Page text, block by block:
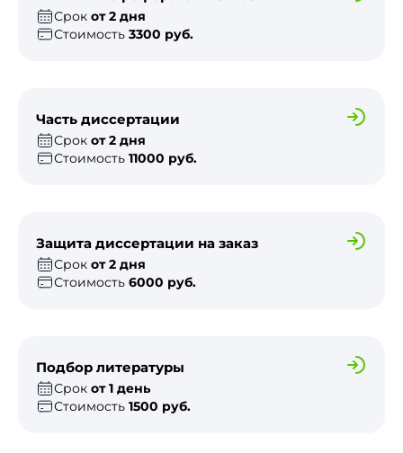
Срок от 2 дня
Стоимость 3300 руб.
Часть диссертации
Срок от 2 дня
Стоимость 11000 руб.
Защита диссертации на заказ
Срок от 2 дня
Стоимость 6000 руб.
Подбор литературы
Срок от 1 день
Стоимость 1500 руб.